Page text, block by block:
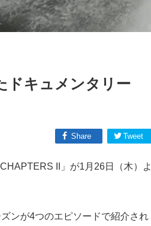
ドキュメンタリー
Tweet
Share
II」が1月26日（木）よ
ンが4つのエピソードで紹介され